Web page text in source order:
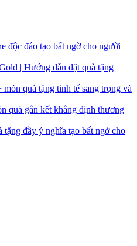
độc đáo tạo bất ngờ cho người
| Hướng dẫn đặt quà tặng
quà tặng tinh tế sang trọng và
quà gắn kết khẳng định thương
tặng đầy ý nghĩa tạo bất ngờ cho